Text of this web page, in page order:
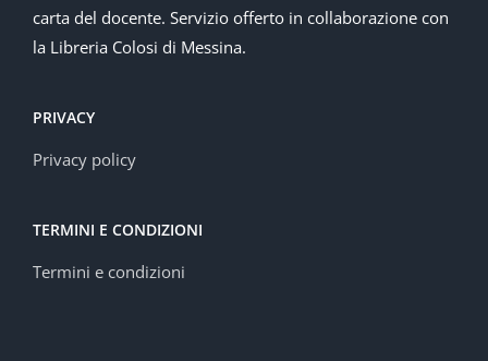
carta del docente. Servizio offerto in collaborazione con
la Libreria Colosi di Messina.
PRIVACY
Privacy policy
TERMINI E CONDIZIONI
Termini e condizioni